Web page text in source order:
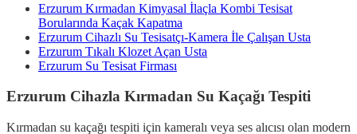
Erzurum Kırmadan Kimyasal İlaçla Kombi Tesisat
Borularında Kaçak Kapatma
Erzurum Cihazlı Su Tesisatçı-Kamera İle Çalışan Usta
Erzurum Tıkalı Klozet Açan Usta
Erzurum Su Tesisat Firması
Erzurum Cihazla Kırmadan Su Kaçağı Tespiti
Kırmadan su kaçağı tespiti için kameralı veya ses alıcısı olan modern